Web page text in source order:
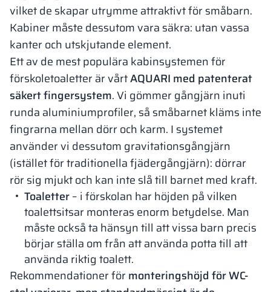
vilket de skapar utrymme attraktivt för småbarn.
Kabiner måste dessutom vara säkra: utan vassa
kanter och utskjutande element.
Ett av de mest populära kabinsystemen för
förskoletoaletter är vårtAQUARI med patenterat
säkert fingersystem. Vi gömmer gångjärn inuti
runda aluminiumprofiler, så småbarnet kläms inte
fingrarna mellan dörr och karm. I systemet
använder vi dessutom gravitationsgångjärn
(istället för traditionella fjädergångjärn): dörrar
rör sig mjukt och kan inte slå till barnet med kraft.
Toaletter– i förskolan har höjden på vilken
toalettsitsar monteras enorm betydelse. Man
måste också ta hänsyn till att vissa barn precis
börjar ställa om från att använda potta till att
använda riktig toalett.
Rekommendationer förmonteringshöjd för WC-